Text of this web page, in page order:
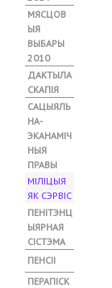
МЯСЦОВ
ЫЯ
ВЫБАРЫ
2010
ДАКТЫЛА
СКАПІЯ
САЦЫЯЛЬ
НА-
ЭКАНАМІЧ
НЫЯ
ПРАВЫ
МІЛІЦЫЯ
ЯК СЭРВІС
Ы
ПЕНІТЭНЦ
ЫЯРНАЯ
СІСТЭМА
ПЕНСІІ
ПЕРАПІСК